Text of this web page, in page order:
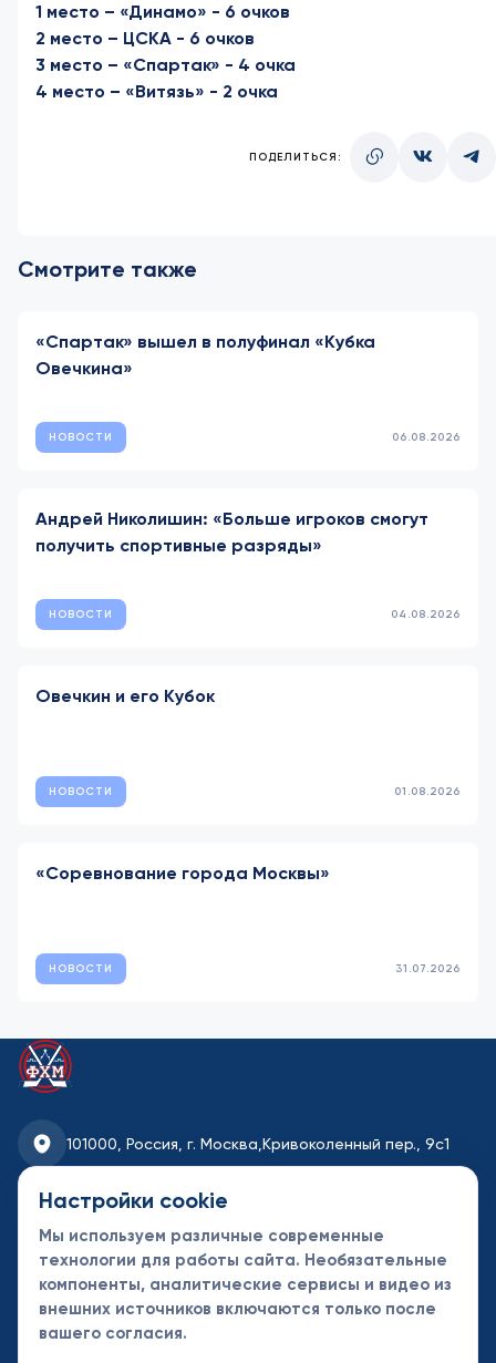
1 место – «Динамо» - 6 очков
2 место – ЦСКА - 6 очков
3 место – «Спартак» - 4 очка
4 место – «Витязь» - 2 очка
ПОДЕЛИТЬСЯ:
Смотрите также
«Спартак» вышел в полуфинал «Кубка
Овечкина»
НОВОСТИ 06.08.2026
Андрей Николишин: «Больше игроков смогут
получить спортивные разряды»
НОВОСТИ 04.08.2026
Овечкин и его Кубок
НОВОСТИ 01.08.2026
«Соревнование города Москвы»
НОВОСТИ 31.07.2026
101000, Россия, г. Москва,Кривоколенный пер., 9с1
fhmoscow@mail.ru
8-495-621-35-95
Новости
Календарь
Турниры
Контакты
Настройки cookie
Мы используем различные современные
технологии для работы сайта. Необязательные
компоненты, аналитические сервисы и видео из
внешних источников включаются только после
вашего согласия.